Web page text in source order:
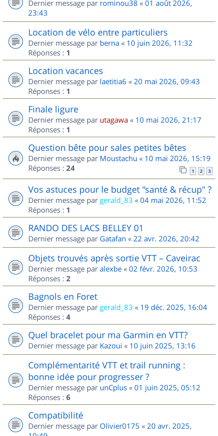
Dernier message par rominou38 « 01 août 2026,
23:43
Location de vélo entre particuliers
Dernier message par berna « 10 juin 2026, 11:32
Réponses : 1
Location vacances
Dernier message par laetitia6 « 20 mai 2026, 09:43
Réponses : 1
Finale ligure
Dernier message par utagawa « 10 mai 2026, 21:17
Réponses : 1
Question bête pour sales petites bêtes
Dernier message par Moustachu « 10 mai 2026, 15:19
Réponses : 24 1 2 3
Vos astuces pour le budget "santé & récup" ?
Dernier message par gerald_83 « 04 mai 2026, 11:52
Réponses : 1
RANDO DES LACS BELLEY 01
Dernier message par Gatafan « 22 avr. 2026, 20:42
Objets trouvés après sortie VTT – Caveirac
Dernier message par alexbe « 02 févr. 2026, 10:53
Réponses : 2
Bagnols en Foret
Dernier message par gerald_83 « 19 déc. 2025, 16:04
Réponses : 4
Quel bracelet pour ma Garmin en VTT?
Dernier message par Kazoui « 10 juin 2025, 13:16
Complémentarité VTT et trail running :
bonne idée pour progresser ?
Dernier message par unCplus « 01 juin 2025, 05:12
Réponses : 6
Compatibilité
Dernier message par Olivier0175 « 20 avr. 2025,